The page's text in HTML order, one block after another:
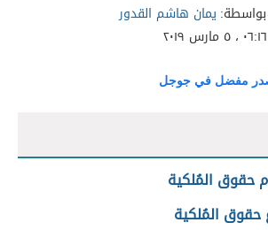
بواسطة: يمان هاشم القدور
٠٦:١٦ ، ٥ مارس ٢٠١٩
مفضل في جوجل
حقوق المُلكية
حقوق المُلكية